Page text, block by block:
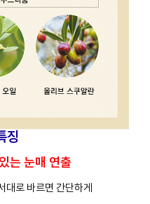
징
는 눈매 연출
대로 바르면 간단하게